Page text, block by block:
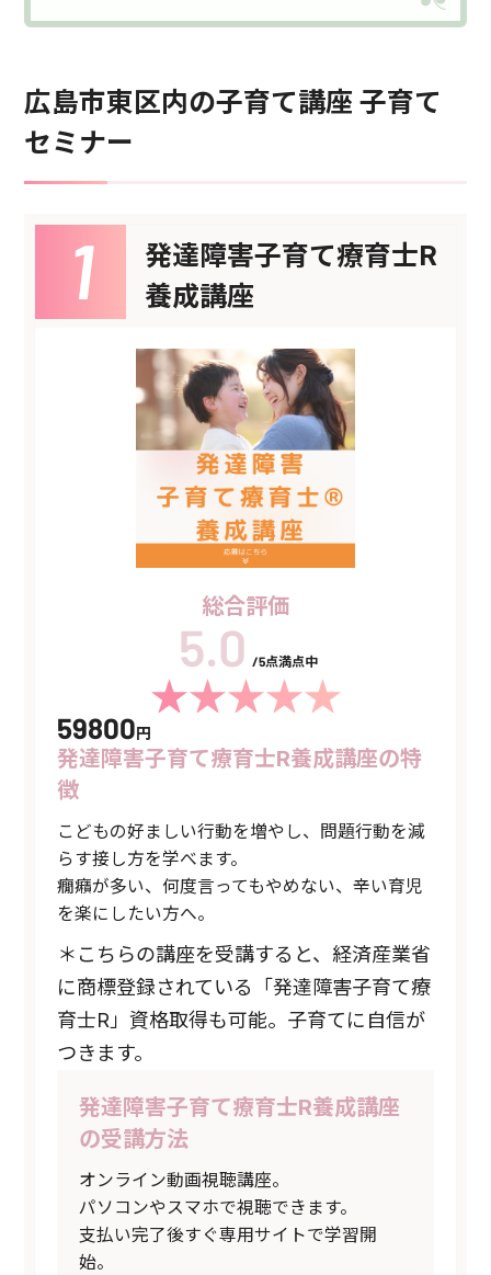
広島市東区内の子育て講座 子育て
セミナー
発達障害子育て療育士R
養成講座
総合評価
/5点満点中
59800円
発達障害子育て療育士R養成講座の特
徴
こどもの好ましい行動を増やし、問題行動を減
らす接し方を学べます。
癇癪が多い、何度言ってもやめない、辛い育児
を楽にしたい方へ。
＊こちらの講座を受講すると、経済産業省
に商標登録されている「発達障害子育て療
育士R」資格取得も可能。子育てに自信が
つきます。
発達障害子育て療育士R養成講座
の受講方法
オンライン動画視聴講座。
パソコンやスマホで視聴できます。
支払い完了後すぐ専用サイトで学習開
始。